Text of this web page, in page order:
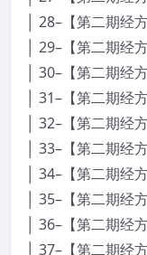
│ 28–【第二期经
│ 29–【第二期经
│ 30–【第二期经
│ 31–【第二期经
│ 32–【第二期经
│ 33–【第二期经
│ 34–【第二期经
│ 35–【第二期经
│ 36–【第二期经
│ 37–【第二期经